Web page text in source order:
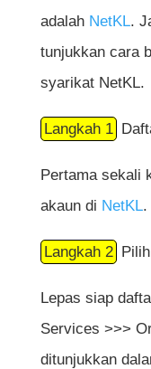
adalah NetKL.
tunjukkan cara
syarikat NetKL.
Langkah 1
Pertama sekali
akaun di NetKL.
Langkah 2
Lepas siap
Services >>>
ditunjukkan